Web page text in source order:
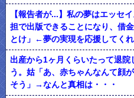
【報告者が...】私の夢はエッセ
担で出版できることになり、借
とけ」←夢の実現を応援してく
出産から1ヶ月くらいたって退
う。姑「あ、赤ちゃんなんて顔
そう」→なんと真相は・・・